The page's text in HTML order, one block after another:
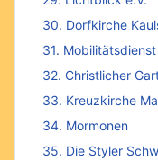
30. Dorfkirche
31.
32. Christlicher
33. Kreuzkirche
34. Mormonen
35. Die Styler